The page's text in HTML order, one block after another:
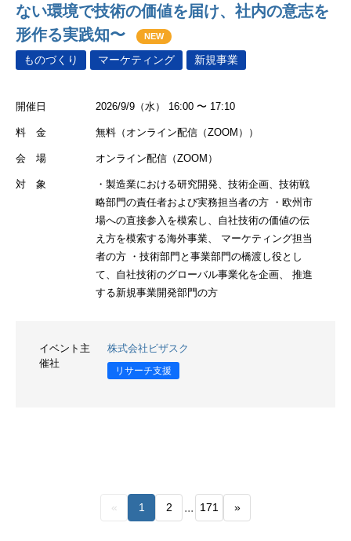
ない環境で技術の価値を届け、社内の意志を
形作る実践知〜
NEW
ものづくり マーケティング 新規事業
開催日 2026/9/9（水） 16:00 〜 17:10
料 金 無料（オンライン配信（ZOOM））
会 場 オンライン配信（ZOOM）
対 象
・製造業における研究開発、技術企画、技術戦
略部門の責任者および実務担当者の方 ・欧州市
場への直接参入を模索し、自社技術の価値の伝
え方を模索する海外事業、 マーケティング担当
者の方 ・技術部門と事業部門の橋渡し役とし
て、自社技術のグローバル事業化を企画、 推進
する新規事業開発部門の方
イベント主
催社
株式会社ビザスク
リサーチ支援
« 1 2 ... 171 »